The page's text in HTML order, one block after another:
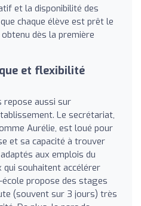
et la disponibilité des
chaque élève est prêt le
dès la première
et flexibilité
repose aussi sur
Le secrétariat,
Aurélie, est loué pour
et sa capacité à trouver
aux emplois du
qui souhaitent accélérer
propose des stages
(souvent sur 3 jours) très